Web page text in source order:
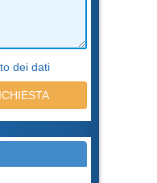
dei dati